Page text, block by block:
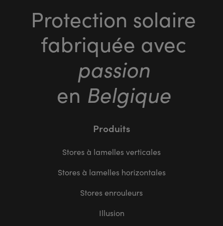
Protection solaire
fabriquée avec
passion
en Belgique
Produits
Stores à lamelles verticales
Stores à lamelles horizontales
Stores enrouleurs
Illusion